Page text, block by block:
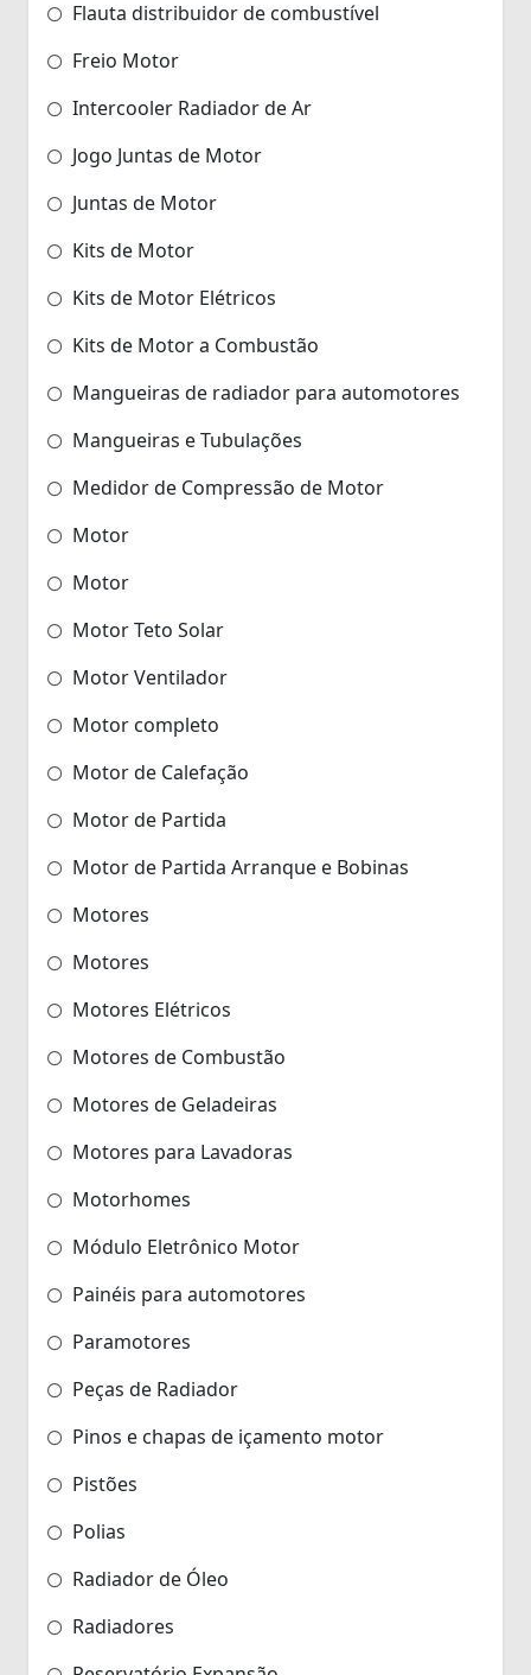
Flauta distribuidor de combustível
Freio Motor
Intercooler Radiador de Ar
Jogo Juntas de Motor
Juntas de Motor
Kits de Motor
Kits de Motor Elétricos
Kits de Motor a Combustão
Mangueiras de radiador para automotores
Mangueiras e Tubulações
Medidor de Compressão de Motor
Motor
Motor
Motor Teto Solar
Motor Ventilador
Motor completo
Motor de Calefação
Motor de Partida
Motor de Partida Arranque e Bobinas
Motores
Motores
Motores Elétricos
Motores de Combustão
Motores de Geladeiras
Motores para Lavadoras
Motorhomes
Módulo Eletrônico Motor
Painéis para automotores
Paramotores
Peças de Radiador
Pinos e chapas de içamento motor
Pistões
Polias
Radiador de Óleo
Radiadores